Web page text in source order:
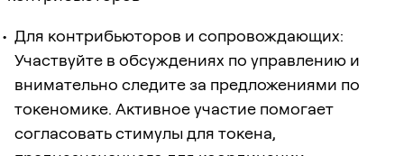
Для контрибьюторов и сопровождающих:
Участвуйте в обсуждениях по управлению и
внимательно следите за предложениями по
токеномике. Активное участие помогает
согласовать стимулы для токена,